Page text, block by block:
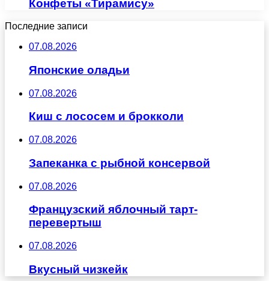
Конфеты «Тирамису»
Последние записи
07.08.2026
Японские оладьи
07.08.2026
Киш с лососем и брокколи
07.08.2026
Запеканка с рыбной консервой
07.08.2026
Французский яблочный тарт-
перевертыш
07.08.2026
Вкусный чизкейк